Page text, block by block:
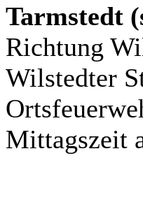
Tarmstedt
Richtung
Wilstedter
Mittagszeit